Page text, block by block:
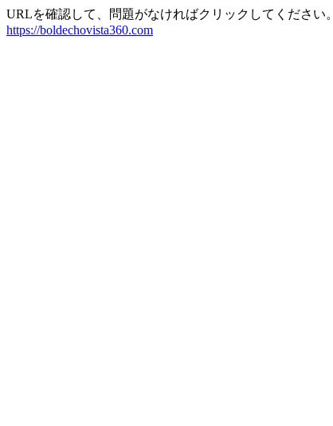
URLを確認して、問題がなければクリックしてください。
https://boldechovista360.com